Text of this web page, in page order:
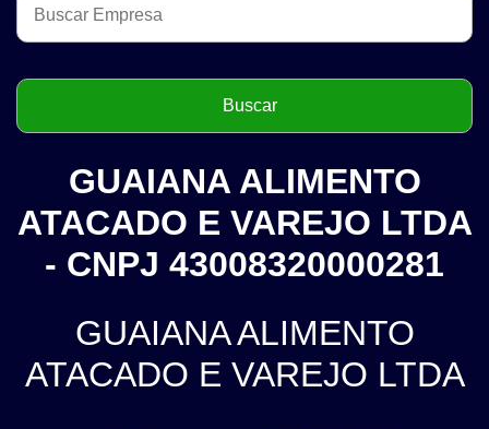
GUAIANA ALIMENTO
ATACADO E VAREJO LTDA
- CNPJ 43008320000281
GUAIANA ALIMENTO
ATACADO E VAREJO LTDA